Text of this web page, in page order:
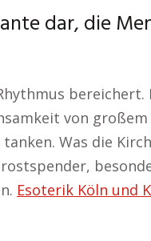
dar, die
bereichert.
von
Was die
Esoterik Köln und